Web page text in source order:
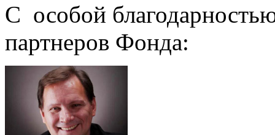
С особой
партнеров Фонда: